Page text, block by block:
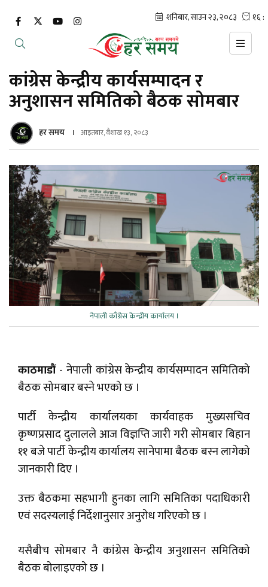
कांग्रेस केन्द्रीय कार्यसम्पादन र
अनुशासन समितिको बैठक सोमबार
हर समय आइतबार, वैशाख १३, २०८३
नेपाली काँग्रेस केन्द्रीय कार्यालय ।
काठमाडौं- नेपाली कांग्रेस केन्द्रीय कार्यसम्पादन समितिको
बैठक सोमबार बस्ने भएको छ ।
पार्टी केन्द्रीय कार्यालयका कार्यवाहक मुख्यसचिव
कृष्णप्रसाद दुलालले आज विज्ञप्ति जारी गरी सोमबार बिहान
११ बजे पार्टी केन्द्रीय कार्यालय सानेपामा बैठक बस्न लागेको
जानकारी दिए ।
उक्त बैठकमा सहभागी हुनका लागि समितिका पदाधिकारी
एवं सदस्यलाई निर्देशानुसार अनुरोध गरिएको छ ।
यसैबीच सोमबार नै कांग्रेस केन्द्रीय अनुशासन समितिको
बैठक बोलाइएको छ ।